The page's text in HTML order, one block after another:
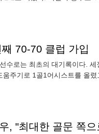
70-70 클럽 가입
수로는 최초의 대기록이다. 세
주기로 1골1어시스트를 올렸